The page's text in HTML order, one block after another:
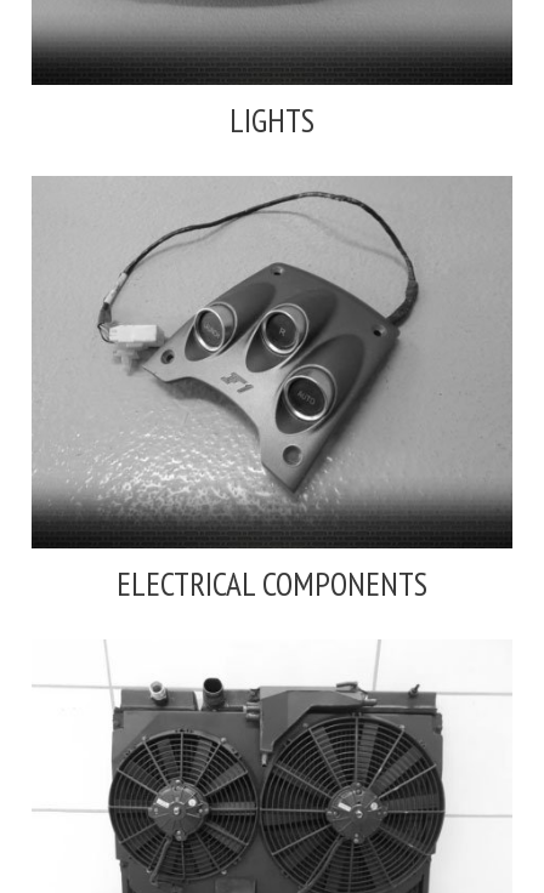
LIGHTS
ELECTRICAL COMPONENTS